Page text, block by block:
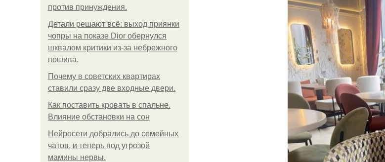
против принуждения.
Детали решают всё: выход приянки
чопры на показе Dior обернулся
шквалом критики из-за небрежного
пошива.
Почему в советских квартирах
ставили сразу две входные двери.
Как поставить кровать в спальне.
Влияние обстановки на сон
Нейросети добрались до семейных
чатов, и теперь под угрозой
мамины нервы.